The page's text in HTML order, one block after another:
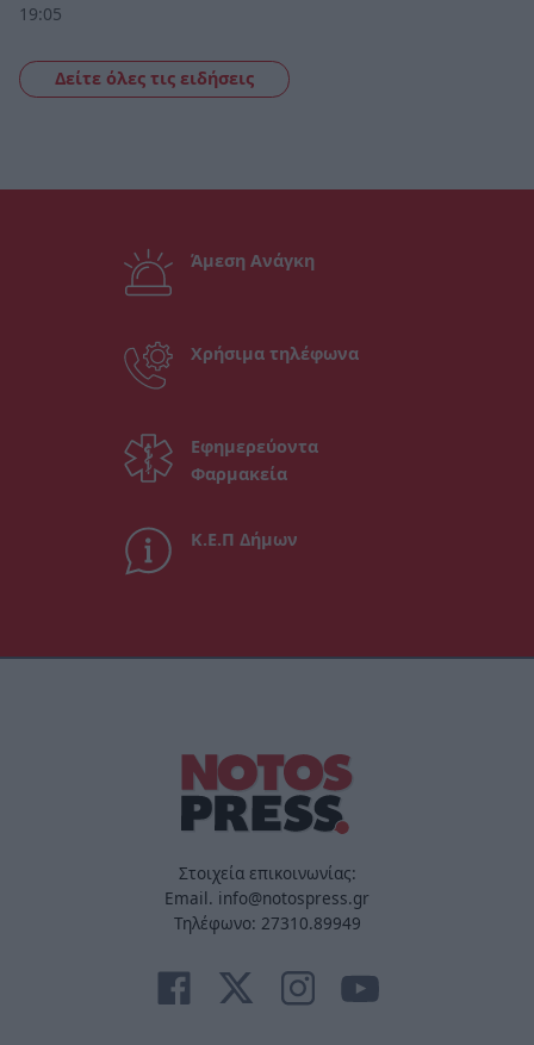
19:05
Δείτε όλες τις ειδήσεις
Άμεση Ανάγκη
Χρήσιμα τηλέφωνα
Εφημερεύοντα
Φαρμακεία
Κ.Ε.Π Δήμων
Στοιχεία επικοινωνίας:
Email. info@notospress.gr
Τηλέφωνο: 27310.89949